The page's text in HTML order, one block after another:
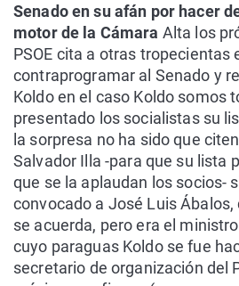
Senado en su afán por hacer
motor de la Cámara Alta los
PSOE cita a otras tropecientas
contraprogramar al Senado y
Koldo en el caso Koldo somos
presentado los socialistas su
la sorpresa no ha sido que
Salvador Illa -para que su lista
que se la aplaudan los socios-
convocado a José Luis Ábalos,
se acuerda, pero era el
cuyo paraguas Koldo se fue
secretario de organización del